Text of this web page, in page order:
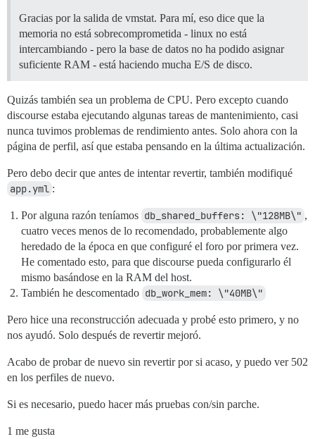
Gracias por la salida de vmstat. Para mí, eso dice que la
memoria no está sobrecomprometida - linux no está
intercambiando - pero la base de datos no ha podido asignar
suficiente RAM - está haciendo mucha E/S de disco.
Quizás también sea un problema de CPU. Pero excepto cuando
discourse estaba ejecutando algunas tareas de mantenimiento, casi
nunca tuvimos problemas de rendimiento antes. Solo ahora con la
página de perfil, así que estaba pensando en la última actualización.
Pero debo decir que antes de intentar revertir, también modifiqué
app.yml :
Por alguna razón teníamos db_shared_buffers: \"128MB\" ,
cuatro veces menos de lo recomendado, probablemente algo
heredado de la época en que configuré el foro por primera vez.
He comentado esto, para que discourse pueda configurarlo él
mismo basándose en la RAM del host.
También he descomentado db_work_mem: \"40MB\"
Pero hice una reconstrucción adecuada y probé esto primero, y no
nos ayudó. Solo después de revertir mejoró.
Acabo de probar de nuevo sin revertir por si acaso, y puedo ver 502
en los perfiles de nuevo.
Si es necesario, puedo hacer más pruebas con/sin parche.
1 me gusta